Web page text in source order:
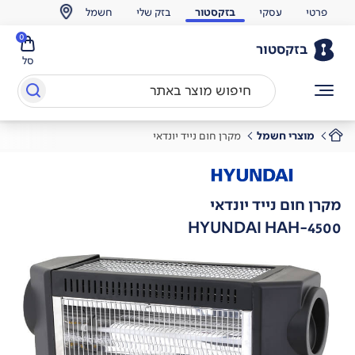
פרטי עסקי בזקסטור בזק שלי חשמל
בזקסטור
סל
0
מוצרי חשמל מקרן חום נייד יונדאי
מקרן חום נייד יונדאי
HYUNDAI HAH-4500